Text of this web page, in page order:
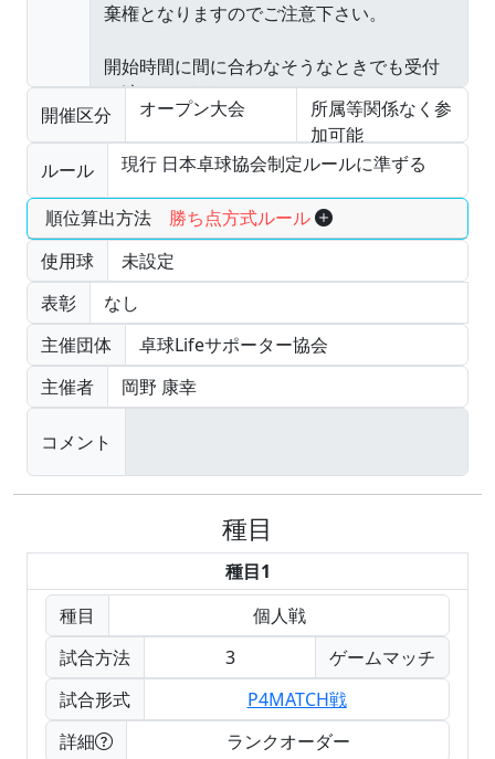
開催区分 オープン大会
所属等関係なく参
加可能
ルール
現行 日本卓球協会制定ルールに準ずる
順位算出方法 勝ち点方式ルール
使用球
未設定
表彰
なし
主催団体
卓球Lifeサポーター協会
主催者
岡野 康幸
コメント
種目
種目1
種目
個人戦
試合方法
3
ゲームマッチ
試合形式
P4MATCH戦
詳細
ランクオーダー